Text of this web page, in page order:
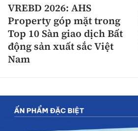
VREBD 2026: AHS
Property góp mặt trong
Top 10 Sàn giao dịch Bất
động sản xuất sắc Việt
Nam